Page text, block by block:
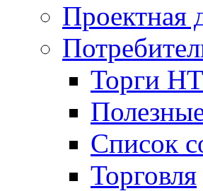
Проектная
Торги
Список
Торговля